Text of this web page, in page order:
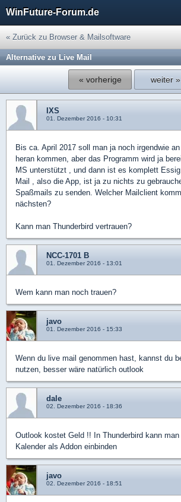
WinFuture-Forum.de
« Zurück zu Browser & Mailsoftware
Alternative zu Live Mail
« vorherige weiter »
IXS
01. Dezember 2016 - 10:31
Bis ca. April 2017 soll man ja noch irgendwie
heran kommen, aber das Programm wird ja
MS unterstützt , und dann ist es komplett
Mail , also die App, ist ja zu nichts zu
Spaßmails zu senden. Welcher Mailclient
nächsten?
Kann man Thunderbird vertrauen?
NCC-1701 B
01. Dezember 2016 - 13:01
Wem kann man noch trauen?
javo
01. Dezember 2016 - 15:33
Wenn du live mail genommen hast, kannst du
nutzen, besser wäre natürlich outlook
dale
02. Dezember 2016 - 18:36
Outlook kostet Geld !! In Thunderbird kann
Kalender als Addon einbinden
javo
02. Dezember 2016 - 18:51